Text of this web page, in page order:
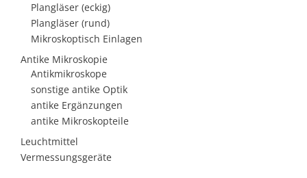
Plangläser (eckig)
Plangläser (rund)
Mikroskoptisch Einlagen
Antike Mikroskopie
Antikmikroskope
sonstige antike Optik
antike Ergänzungen
antike Mikroskopteile
Leuchtmittel
Vermessungsgeräte